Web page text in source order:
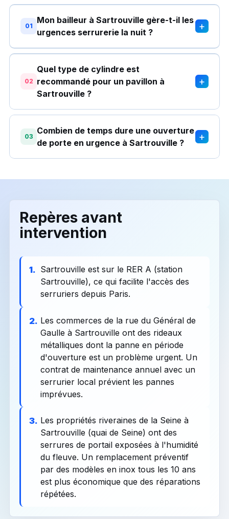
01
Mon bailleur à Sartrouville gère-t-il les
urgences serrurerie la nuit ?
+
02
Quel type de cylindre est
recommandé pour un pavillon à
Sartrouville ?
+
03
Combien de temps dure une ouverture
de porte en urgence à Sartrouville ?
+
Repères avant
intervention
1. Sartrouville est sur le RER A (station
Sartrouville), ce qui facilite l'accès des
serruriers depuis Paris.
2. Les commerces de la rue du Général de
Gaulle à Sartrouville ont des rideaux
métalliques dont la panne en période
d'ouverture est un problème urgent. Un
contrat de maintenance annuel avec un
serrurier local prévient les pannes
imprévues.
3. Les propriétés riveraines de la Seine à
Sartrouville (quai de Seine) ont des
serrures de portail exposées à l'humidité
du fleuve. Un remplacement préventif
par des modèles en inox tous les 10 ans
est plus économique que des réparations
répétées.